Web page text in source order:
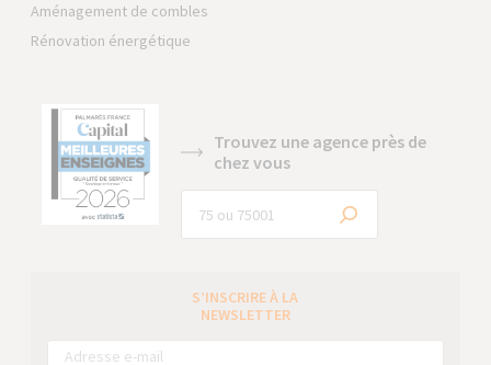
Aménagement de combles
Rénovation énergétique
Trouvez une agence près de
chez vous
S’INSCRIRE À LA
NEWSLETTER